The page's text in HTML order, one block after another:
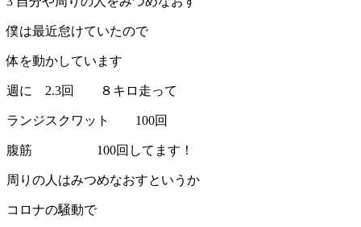
僕は最近怠けていたので
体を動かしています
週に 2.3回 ８キロ走って
ランジスクワット 100回
腹筋 100回してます！
周りの人はみつめなおすというか
コロナの騒動で